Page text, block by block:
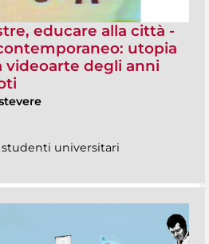
educare alla città -
utopia
videoarte degli anni
universitari